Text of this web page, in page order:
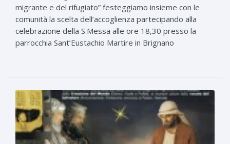
migrante e del rifugiato” festeggiamo insieme con le
comunità la scelta dell’accoglienza partecipando alla
celebrazione della S.Messa alle ore 18,30 presso la
parrocchia Sant’Eustachio Martire in Brignano